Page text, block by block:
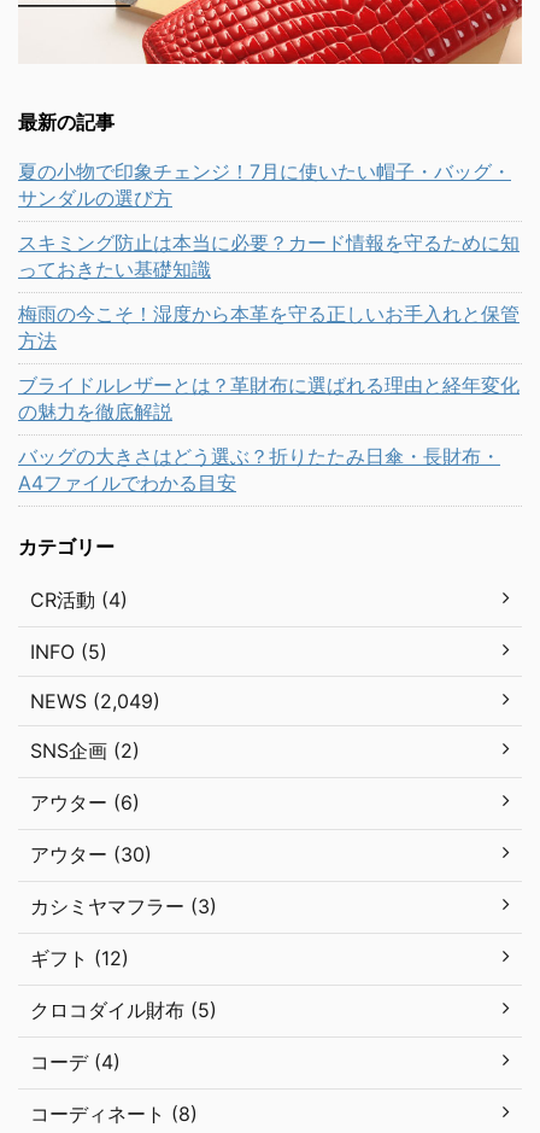
最新の記事
夏の小物で印象チェンジ！7月に使いたい帽子・バッグ・
サンダルの選び方
スキミング防止は本当に必要？カード情報を守るために知
っておきたい基礎知識
梅雨の今こそ！湿度から本革を守る正しいお手入れと保管
方法
ブライドルレザーとは？革財布に選ばれる理由と経年変化
の魅力を徹底解説
バッグの大きさはどう選ぶ？折りたたみ日傘・長財布・
A4ファイルでわかる目安
カテゴリー
CR活動 (4)
INFO (5)
NEWS (2,049)
SNS企画 (2)
アウター (6)
アウター (30)
カシミヤマフラー (3)
ギフト (12)
クロコダイル財布 (5)
コーデ (4)
コーディネート (8)